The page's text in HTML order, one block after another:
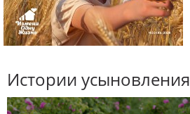
Истории усыновления